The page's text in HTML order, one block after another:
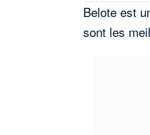
Belote est
sont les